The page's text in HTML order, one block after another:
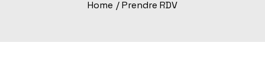
Home Prendre RDV